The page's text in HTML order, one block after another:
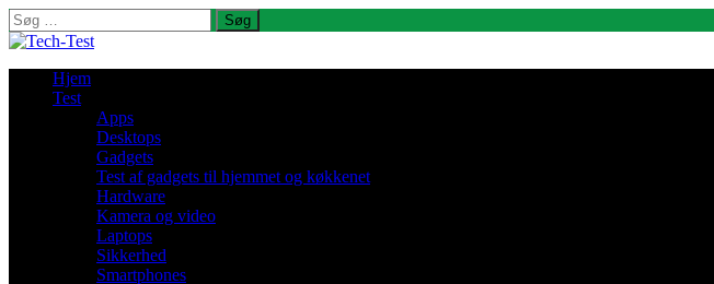
Søg
efter:
Hjem
Test
Apps
Desktops
Gadgets
Test af gadgets til hjemmet og køkkenet
Hardware
Kamera og video
Laptops
Sikkerhed
Smartphones